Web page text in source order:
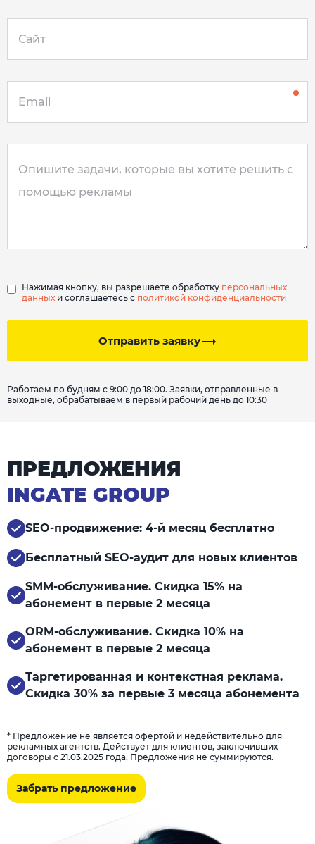
Отправить заявку
Нажимая кнопку, вы разрешаете обработку персональных
данных и соглашаетесь с политикой конфиденциальности
Работаем по будням с 9:00 до 18:00. Заявки, отправленные в
выходные, обрабатываем в первый рабочий день до 10:30
ПРЕДЛОЖЕНИЯ
INGATE GROUP
SEO-продвижение: 4-й месяц бесплатно
Бесплатный SEO-аудит для новых клиентов
SMM-обслуживание. Скидка 15% на
абонемент в первые 2 месяца
ORM-обслуживание. Скидка 10% на
абонемент в первые 2 месяца
Таргетированная и контекстная реклама.
Скидка 30% за первые 3 месяца абонемента
* Предложение не является офертой и недействительно для
рекламных агентств. Действует для клиентов, заключивших
договоры с 21.03.2025 года. Предложения не суммируются.
Забрать предложение